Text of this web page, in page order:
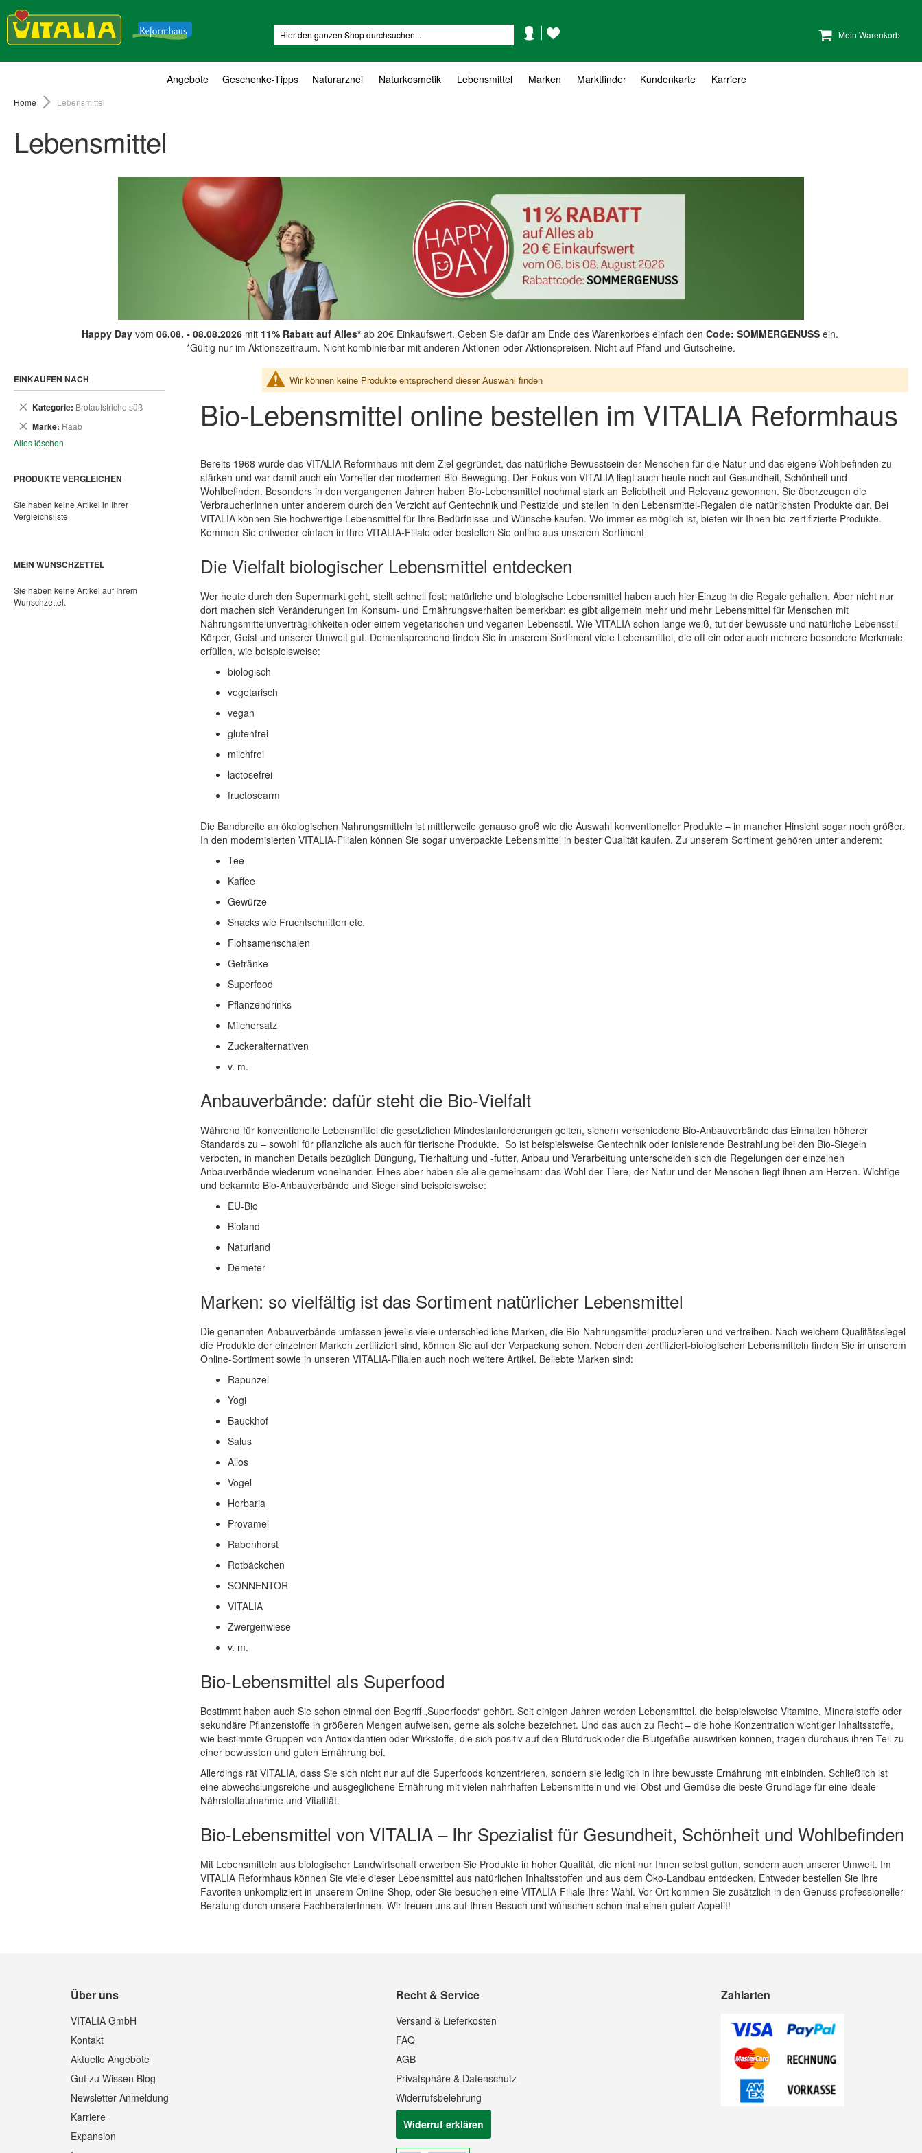
Mein Warenkorb
KontoWunschzettel
Angebote Geschenke-Tipps Naturarznei Naturkosmetik Lebensmittel Marken Marktfinder Kundenkarte Karriere
Home Lebensmittel
Lebensmittel
Happy Dayvom 06.08. - 08.08.2026mit 11% Rabatt auf Alles*ab 20€ Einkaufswert. Geben Sie dafür am Ende des Warenkorbes einfach den Code: SOMMERGENUSSein.
*Gültig nur im Aktionszeitraum. Nicht kombinierbar mit anderen Aktionen oder Aktionspreisen. Nicht auf Pfand und Gutscheine.
Wir können keine Produkte entsprechend dieser Auswahl finden
Bio-Lebensmittel online bestellen im VITALIA Reformhaus
Bereits 1968 wurde das VITALIA Reformhaus mit dem Ziel gegründet, das natürliche Bewusstsein der Menschen für die Natur und das eigene Wohlbefinden zu
stärken und war damit auch ein Vorreiter der modernen Bio-Bewegung. Der Fokus von VITALIA liegt auch heute noch auf Gesundheit, Schönheit und
Wohlbefinden. Besonders in den vergangenen Jahren haben Bio-Lebensmittel nochmal stark an Beliebtheit und Relevanz gewonnen. Sie überzeugen die
VerbraucherInnen unter anderem durch den Verzicht auf Gentechnik und Pestizide und stellen in den Lebensmittel-Regalen die natürlichsten Produkte dar. Bei
VITALIA können Sie hochwertige Lebensmittel für Ihre Bedürfnisse und Wünsche kaufen. Wo immer es möglich ist, bieten wir Ihnen bio-zertifizierte Produkte.
Kommen Sie entweder einfach in Ihre VITALIA-Filiale oder bestellen Sie online aus unserem Sortiment
Die Vielfalt biologischer Lebensmittel entdecken
Wer heute durch den Supermarkt geht, stellt schnell fest: natürliche und biologische Lebensmittel haben auch hier Einzug in die Regale gehalten. Aber nicht nur
dort machen sich Veränderungen im Konsum- und Ernährungsverhalten bemerkbar: es gibt allgemein mehr und mehr Lebensmittel für Menschen mit
Nahrungsmittelunverträglichkeiten oder einem vegetarischen und veganen Lebensstil. Wie VITALIA schon lange weiß, tut der bewusste und natürliche Lebensstil
Körper, Geist und unserer Umwelt gut. Dementsprechend finden Sie in unserem Sortiment viele Lebensmittel, die oft ein oder auch mehrere besondere Merkmale
erfüllen, wie beispielsweise:
biologisch
vegetarisch
vegan
glutenfrei
milchfrei
lactosefrei
fructosearm
Die Bandbreite an ökologischen Nahrungsmitteln ist mittlerweile genauso groß wie die Auswahl konventioneller Produkte – in mancher Hinsicht sogar noch größer.
In den modernisierten VITALIA-Filialen können Sie sogar unverpackte Lebensmittel in bester Qualität kaufen. Zu unserem Sortiment gehören unter anderem:
Tee
Kaffee
Gewürze
Snacks wie Fruchtschnitten etc.
Flohsamenschalen
Getränke
Superfood
Pflanzendrinks
Milchersatz
Zuckeralternativen
v. m.
Anbauverbände: dafür steht die Bio-Vielfalt
Während für konventionelle Lebensmittel die gesetzlichen Mindestanforderungen gelten, sichern verschiedene Bio-Anbauverbände das Einhalten höherer
Standards zu – sowohl für pflanzliche als auch für tierische Produkte. So ist beispielsweise Gentechnik oder ionisierende Bestrahlung bei den Bio-Siegeln
verboten, in manchen Details bezüglich Düngung, Tierhaltung und -futter, Anbau und Verarbeitung unterscheiden sich die Regelungen der einzelnen
Anbauverbände wiederum voneinander. Eines aber haben sie alle gemeinsam: das Wohl der Tiere, der Natur und der Menschen liegt ihnen am Herzen. Wichtige
und bekannte Bio-Anbauverbände und Siegel sind beispielsweise:
EU-Bio
Bioland
Naturland
Demeter
Marken: so vielfältig ist das Sortiment natürlicher Lebensmittel
Die genannten Anbauverbände umfassen jeweils viele unterschiedliche Marken, die Bio-Nahrungsmittel produzieren und vertreiben. Nach welchem Qualitätssiegel
die Produkte der einzelnen Marken zertifiziert sind, können Sie auf der Verpackung sehen. Neben den zertifiziert-biologischen Lebensmitteln finden Sie in unserem
Online-Sortiment sowie in unseren VITALIA-Filialen auch noch weitere Artikel. Beliebte Marken sind:
Rapunzel
Yogi
Bauckhof
Salus
Allos
Vogel
Herbaria
Provamel
Rabenhorst
Rotbäckchen
SONNENTOR
VITALIA
Zwergenwiese
v. m.
Bio-Lebensmittel als Superfood
Bestimmt haben auch Sie schon einmal den Begriff „Superfoods“ gehört. Seit einigen Jahren werden Lebensmittel, die beispielsweise Vitamine, Mineralstoffe oder
sekundäre Pflanzenstoffe in größeren Mengen aufweisen, gerne als solche bezeichnet. Und das auch zu Recht – die hohe Konzentration wichtiger Inhaltsstoffe,
wie bestimmte Gruppen von Antioxidantien oder Wirkstoffe, die sich positiv auf den Blutdruck oder die Blutgefäße auswirken können, tragen durchaus ihren Teil zu
einer bewussten und guten Ernährung bei.
Allerdings rät VITALIA, dass Sie sich nicht nur auf die Superfoods konzentrieren, sondern sie lediglich in Ihre bewusste Ernährung mit einbinden. Schließlich ist
eine abwechslungsreiche und ausgeglichene Ernährung mit vielen nahrhaften Lebensmitteln und viel Obst und Gemüse die beste Grundlage für eine ideale
Nährstoffaufnahme und Vitalität.
Bio-Lebensmittel von VITALIA – Ihr Spezialist für Gesundheit, Schönheit und Wohlbefinden
Mit Lebensmitteln aus biologischer Landwirtschaft erwerben Sie Produkte in hoher Qualität, die nicht nur Ihnen selbst guttun, sondern auch unserer Umwelt. Im
VITALIA Reformhaus können Sie viele dieser Lebensmittel aus natürlichen Inhaltsstoffen und aus dem Öko-Landbau entdecken. Entweder bestellen Sie Ihre
Favoriten unkompliziert in unserem Online-Shop, oder Sie besuchen eine VITALIA-Filiale Ihrer Wahl. Vor Ort kommen Sie zusätzlich in den Genuss professioneller
Beratung durch unsere FachberaterInnen. Wir freuen uns auf Ihren Besuch und wünschen schon mal einen guten Appetit!
EINKAUFEN NACH
Kategorie Brotaufstriche süß
Dies
Marke Raab
Dies
Alles löschen
PRODUKTE VERGLEICHEN
Sie haben keine Artikel in Ihrer
Vergleichsliste
MEIN WUNSCHZETTEL
Sie haben keine Artikel auf Ihrem
Wunschzettel.
Über uns
VITALIA GmbH
Kontakt
Aktuelle Angebote
Gut zu Wissen Blog
Newsletter Anmeldung
Karriere
Expansion
Recht & Service
Versand & Lieferkosten
FAQ
AGB
Privatsphäre & Datenschutz
Widerrufsbelehrung
Widerruf erklären
Zahlarten